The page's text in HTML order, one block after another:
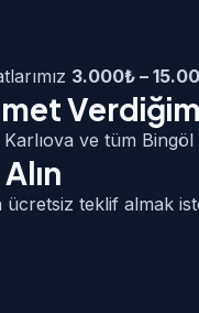
3.000₺ –
ve tüm
ücretsiz teklif almak